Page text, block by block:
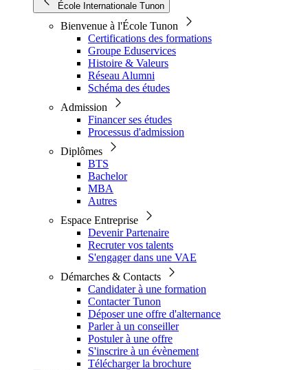
École Internationale Tunon
Bienvenue à l'École Tunon
Certifications des formations
Groupe Eduservices
Histoire & Valeurs
Réseau Alumni
Schéma des études
Admission
Financer ses études
Processus d'admission
Diplômes
BTS
Bachelor
MBA
Autres
Espace Entreprise
Devenir Partenaire
Recruter vos talents
S'engager dans une VAE
Démarches & Contacts
Candidater à une formation
Contacter Tunon
Déposer une offre d'alternance
Parler à un conseiller
Postuler à une offre
S'inscrire à un évènement
Télécharger la brochure